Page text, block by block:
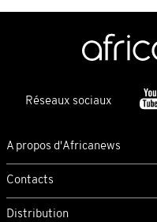
Réseaux sociaux
A propos d'Africanews
Contacts
Distribution